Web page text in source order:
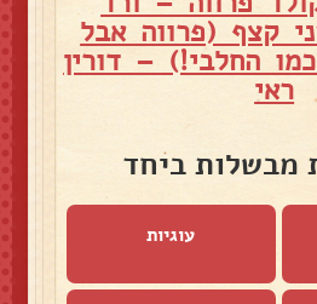
קצף (פרווה אבל
החלבי!) – דורין
ראי
מבשלות ביחד
עוגיות